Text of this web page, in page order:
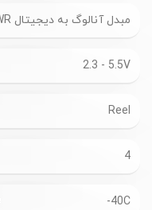
مبدل آنالوگ به دیجیتال ADS1120IPWR
2.3 - 5.5V
Reel
4
-40C